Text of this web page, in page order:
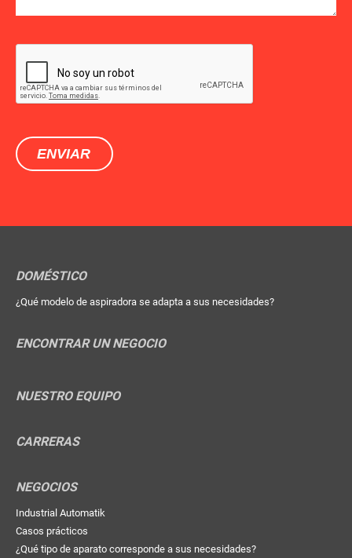
DOMÉSTICO
¿Qué modelo de aspiradora se adapta a sus necesidades?
ENCONTRAR UN NEGOCIO
NUESTRO EQUIPO
CARRERAS
NEGOCIOS
Industrial Automatik
Casos prácticos
¿Qué tipo de aparato corresponde a sus necesidades?